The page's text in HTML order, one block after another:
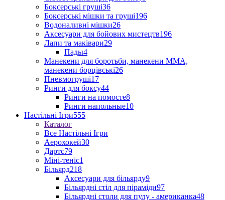
Боксерські груші36
Боксерські мішки та груші196
Водоналивні мішки26
Аксесуари для бойових мистецтв196
Лапи та маківари29
Пады4
Манекени для боротьби, манекени ММА,
манекени борцівські26
Пневмогруші17
Ринги для боксу44
Ринги на помосте8
Ринги напольные10
Настільні Ігри555
Каталог
Все Настільні Ігри
Аерохокей30
Дартс79
Міні-теніс1
Більярд218
Аксесуари для більярду9
Більярдні стіл для піраміди97
Більярдні столи для пулу - американка48